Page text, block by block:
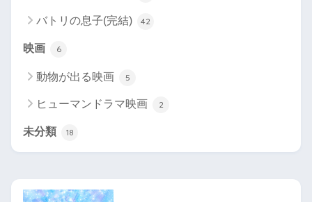
バトリの息子(完結) 42
映画 6
動物が出る映画 5
ヒューマンドラマ映画 2
未分類 18